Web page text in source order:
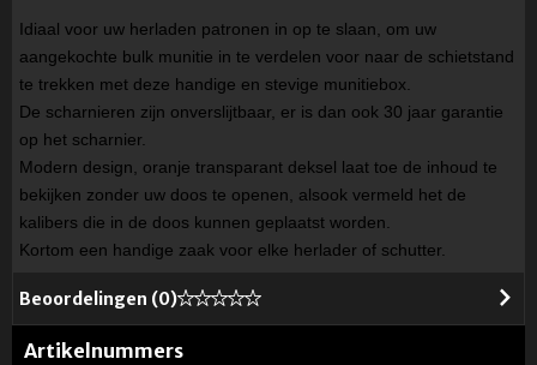
Idiaal voor uw herladen patronen in op te slaan, om uw
aangekochte bulk munitie in te verdelen voor naar de schietstand
te trekken met deze handige en stevige munitiebox.
De scharnieren zijn onverslijtbaar, er is dan ook 30 jaar garantie
op het scharnier.
Modern design, oranje transparant deksel laat toe de inhoud te
bekijken zonder uw doos te openen, alsook vermeld het de
kalibers die in de doos kunnen geplaatst worden.
Kortom een handige zaak voor elke herlader of schutter.
Beoordelingen (0)
Artikelnummers